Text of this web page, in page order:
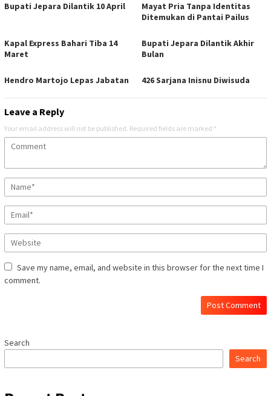
Bupati Jepara Dilantik 10 April
Mayat Pria Tanpa Identitas
Ditemukan di Pantai Pailus
Kapal Express Bahari Tiba 14
Maret
Bupati Jepara Dilantik Akhir
Bulan
Hendro Martojo Lepas Jabatan 426 Sarjana Inisnu Diwisuda
Leave a Reply
Your email address will not be published. Required fields are marked *
Save my name, email, and website in this browser for the next time I
comment.
Search
Search